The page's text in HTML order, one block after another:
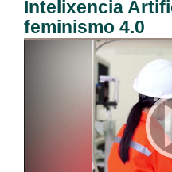
Intelixencia
feminismo 4.0